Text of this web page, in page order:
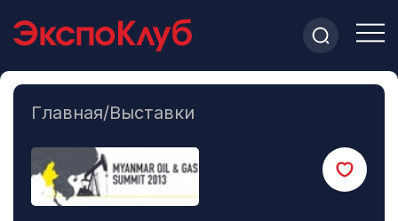
Главная/Выставки